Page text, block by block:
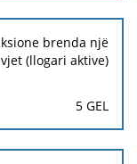
brenda një
(llogari aktive)
5 GEL